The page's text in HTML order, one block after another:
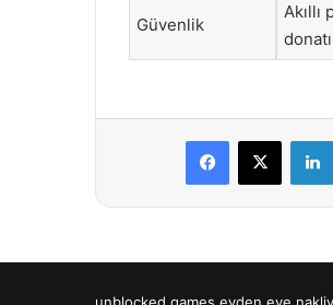
Güvenlik
Facebook
X
unblocked games evden eve